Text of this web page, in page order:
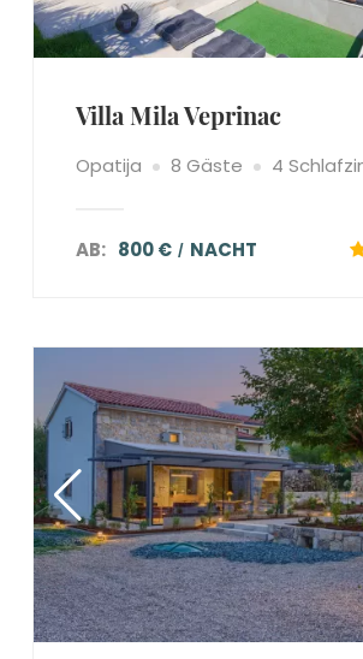
Villa Mila Veprinac
Opatija 8 Gäste 4
AB: 800 € NACHT